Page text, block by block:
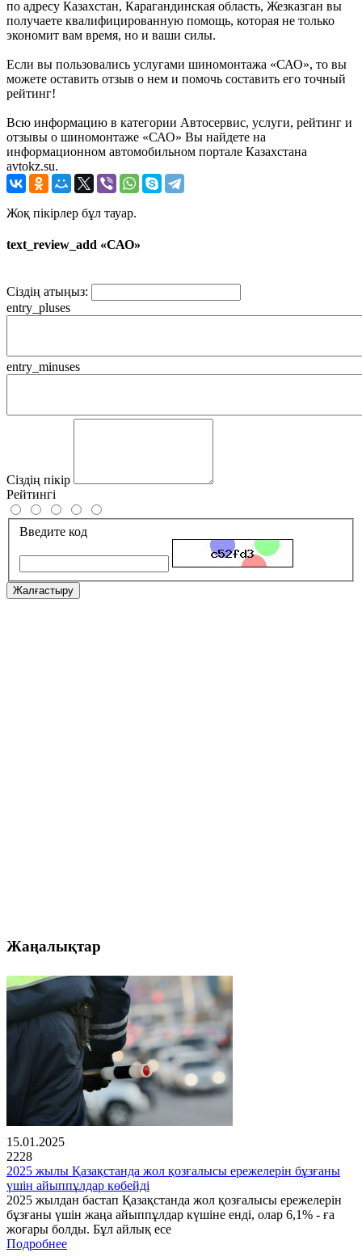
по адресу Казахстан, Карагандинская область, Жезказган вы
получаете квалифицированную помощь, которая не только
экономит вам время, но и ваши силы.
Если вы пользовались услугами шиномонтажа «САО», то вы
можете оставить отзыв о нем и помочь составить его точный
рейтинг!
Всю информацию в категории Автосервис, услуги, рейтинг и
отзывы о шиномонтаже «САО» Вы найдете на
информационном автомобильном портале Казахстана
avtokz.su.
Жоқ пікірлер бұл тауар.
text_review_add «САО»
Сіздің атыңыз:
entry_pluses
entry_minuses
Сіздің пікір
Рейтингі
Введите код
Жалғастыру
Жаңалықтар
15.01.2025
2228
2025 жылы Қазақстанда жол қозғалысы ережелерін бұзғаны
үшін айыппұлдар көбейді
2025 жылдан бастап Қазақстанда жол қозғалысы ережелерін
бұзғаны үшін жаңа айыппұлдар күшіне енді, олар 6,1% - ға
жоғары болды. Бұл айлық есе
Подробнее